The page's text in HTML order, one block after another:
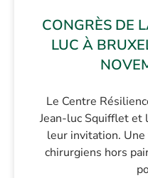
CONGRÈS DE
LUC À
Le Centre
Jean-luc Squifflet et
leur invitation. Une
chirurgiens hors